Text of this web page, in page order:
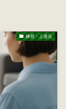
練習・上達法